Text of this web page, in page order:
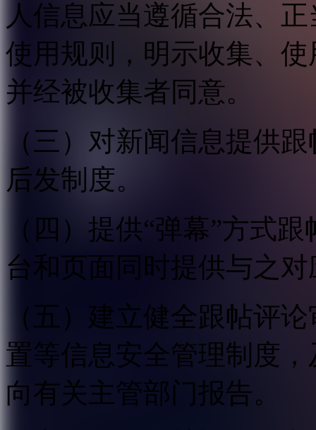
人信息应当遵循合法、
使用规则，明示收集、
并经被收集者同意。
（三）对新闻信息提供
后发制度。
（四）提供“弹幕”方式
台和页面同时提供与之
（五）建立健全跟帖评
置等信息安全管理制度
向有关主管部门报告。